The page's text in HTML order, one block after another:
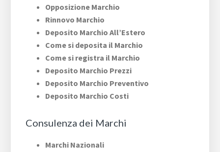
Opposizione Marchio
Rinnovo Marchio
Deposito Marchio All’Estero
Come si deposita il Marchio
Come si registra il Marchio
Deposito Marchio Prezzi
Deposito Marchio Preventivo
Deposito Marchio Costi
Consulenza dei Marchi
Marchi Nazionali